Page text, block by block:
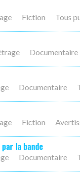
Fiction Tous
Documentaire
Documentaire
Fiction
la bande
Documentaire